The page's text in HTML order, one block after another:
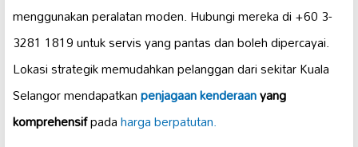
menggunakan peralatan moden. Hubungi mereka di +60 3-
3281 1819 untuk servis yang pantas dan boleh dipercayai.
Lokasi strategik memudahkan pelanggan dari sekitar Kuala
Selangor mendapatkanpenjagaan kenderaanyang
komprehensifpadaharga berpatutan.